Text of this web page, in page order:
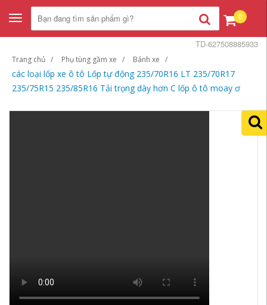
Toggle
navigation
0
Trang chủ Phụ tùng gầm xe Bánh xe
các loại lốp xe ô tô Lốp tự động 235/70R16 LT 235/70R17
235/75R15 235/85R16 Tải trọng dày hơn C lốp ô tô moay ơ
TD-627508885933